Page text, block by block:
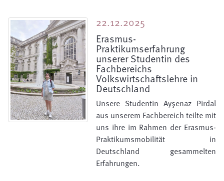
22.12.2025
Erasmus-
Praktikumserfahrung
unserer Studentin des
Fachbereichs
Volkswirtschaftslehre in
Deutschland
Unsere Studentin Ayşenaz Pirdal
aus unserem Fachbereich teilte mit
uns ihre im Rahmen der Erasmus-
Praktikumsmobilität in
Deutschland gesammelten
Erfahrungen.